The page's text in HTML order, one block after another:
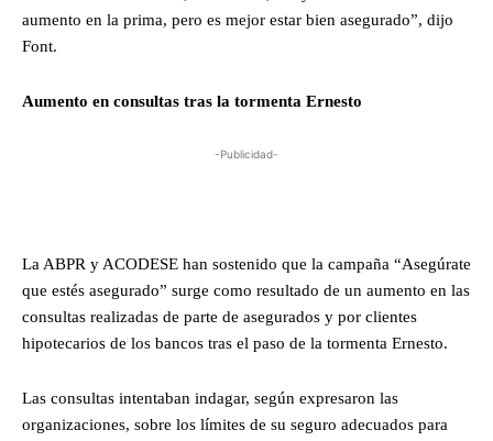
aumento en la prima, pero es mejor estar bien asegurado”, dijo
Font.
Aumento en consultas tras la tormenta Ernesto
-Publicidad-
La ABPR y ACODESE han sostenido que la campaña “Asegúrate
que estés asegurado” surge como resultado de un aumento en las
consultas realizadas de parte de asegurados y por clientes
hipotecarios de los bancos tras el paso de la tormenta Ernesto.
Las consultas intentaban indagar, según expresaron las
organizaciones, sobre los límites de su seguro adecuados para